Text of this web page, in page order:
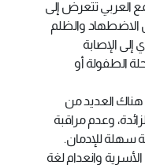
العربي تتعرض إلى
الاضطهاد والظلم
إلى الإصابة
الطفولة أو
هناك العديد من
وعدم مراقبة
سهلة للإدمان.
وانعدام لغة